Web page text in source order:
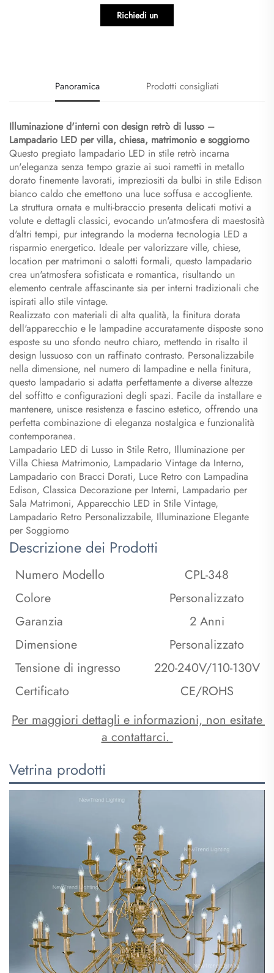
Richiedi un
Panoramica Prodotti consigliati
Illuminazione d'interni con design retrò di lusso –
Lampadario LED per villa, chiesa, matrimonio e soggiorno
Questo pregiato lampadario LED in stile retrò incarna
un'eleganza senza tempo grazie ai suoi rametti in metallo
dorato finemente lavorati, impreziositi da bulbi in stile Edison
bianco caldo che emettono una luce soffusa e accogliente.
La struttura ornata e multi-braccio presenta delicati motivi a
volute e dettagli classici, evocando un'atmosfera di maestosità
d'altri tempi, pur integrando la moderna tecnologia LED a
risparmio energetico. Ideale per valorizzare ville, chiese,
location per matrimoni o salotti formali, questo lampadario
crea un'atmosfera sofisticata e romantica, risultando un
elemento centrale affascinante sia per interni tradizionali che
ispirati allo stile vintage.
Realizzato con materiali di alta qualità, la finitura dorata
dell'apparecchio e le lampadine accuratamente disposte sono
esposte su uno sfondo neutro chiaro, mettendo in risalto il
design lussuoso con un raffinato contrasto. Personalizzabile
nella dimensione, nel numero di lampadine e nella finitura,
questo lampadario si adatta perfettamente a diverse altezze
del soffitto e configurazioni degli spazi. Facile da installare e
mantenere, unisce resistenza e fascino estetico, offrendo una
perfetta combinazione di eleganza nostalgica e funzionalità
contemporanea.
Lampadario LED di Lusso in Stile Retro, Illuminazione per
Villa Chiesa Matrimonio, Lampadario Vintage da Interno,
Lampadario con Bracci Dorati, Luce Retro con Lampadina
Edison, Classica Decorazione per Interni, Lampadario per
Sala Matrimoni, Apparecchio LED in Stile Vintage,
Lampadario Retro Personalizzabile, Illuminazione Elegante
per Soggiorno
Descrizione dei Prodotti
Numero Modello
CPL-348
Colore
Personalizzato
Garanzia
2 Anni
Dimensione
Personalizzato
Tensione di ingresso
220-240V/110-130V
Certificato
CE/ROHS
Per maggiori dettagli e informazioni, non esitate
a contattarci.
Vetrina prodotti